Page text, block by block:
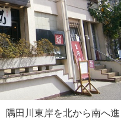
隅田川東岸を北から南へ進